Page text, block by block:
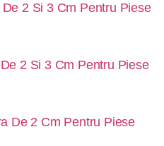
2 Si 3 Cm Pentru Piese
2 Si 3 Cm Pentru Piese
De 2 Cm Pentru Piese